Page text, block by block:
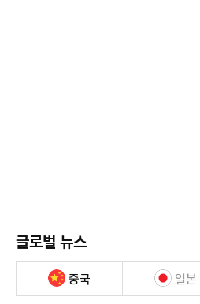
글로벌 뉴스
중국 일본